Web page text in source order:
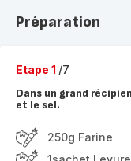
Préparation
Etape 1 /7
Dans un grand
et le sel.
250g Farine